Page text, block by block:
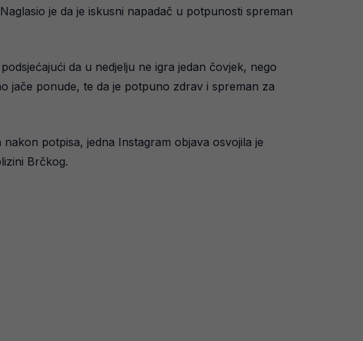
je da je iskusni napadač u potpunosti spreman
da u nedjelju ne igra jedan čovjek, nego
jače ponude, te da je potpuno zdrav i spreman za
potpisa, jedna Instagram objava osvojila je
Brčkog.